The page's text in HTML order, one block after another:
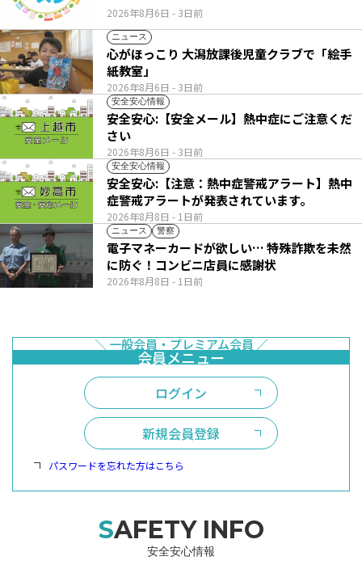
2026年8月6日 - 3日前
ニュース
2026年8月6日 - 3日前
心がほっこり 大潟放課後児童クラブで「絵手
紙教室」
安全安心情報
2026年8月6日 - 3日前
安全安心:【安全メール】熱中症にご注意くだ
さい
安全安心情報
2026年8月8日 - 1日前
安全安心:【注意：熱中症警戒アラート】熱中
症警戒アラートが発表されています。
ニュース 警察
2026年8月8日 - 1日前
電子マネーカードが欲しい… 特殊詐欺を未然
に防ぐ！コンビニ店員に感謝状
ログイン
新規会員登録
パスワードを忘れた方はこちら
SAFETY INFO
安全安心情報